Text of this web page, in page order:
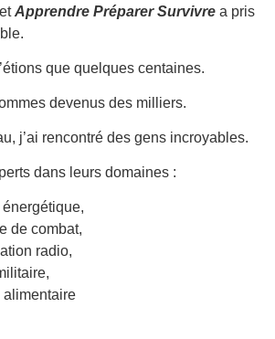
Apprendre Préparer Survivre a pris
que quelques centaines.
devenus des milliers.
j’ai rencontré des gens incroyables.
dans leurs domaines :
de combat,
radio,